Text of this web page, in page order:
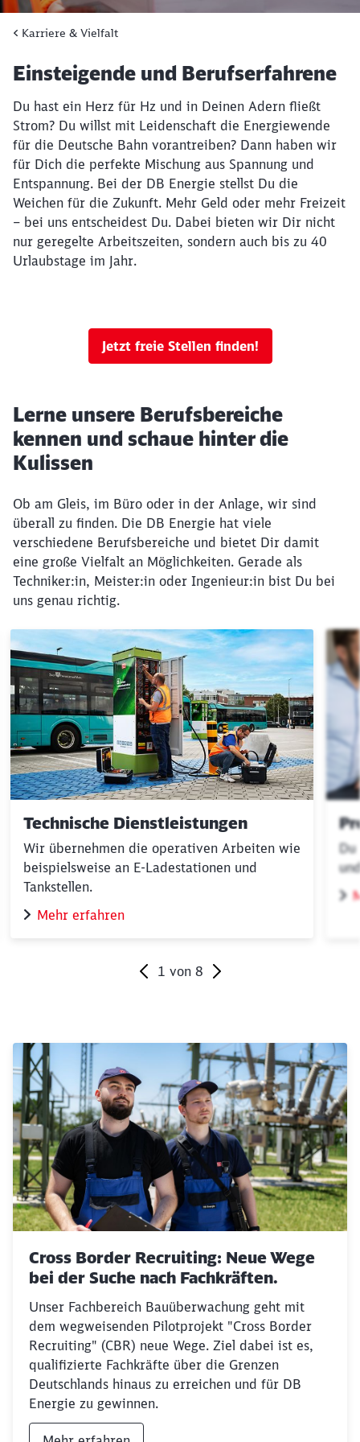
Karriere & Vielfalt
Einsteigende und Berufserfahrene
Du hast ein Herz für Hz und in Deinen Adern fließt
Strom? Du willst mit Leidenschaft die Energiewende
für die Deutsche Bahn vorantreiben? Dann haben wir
für Dich die perfekte Mischung aus Spannung und
Entspannung. Bei der DB Energie stellst Du die
Weichen für die Zukunft. Mehr Geld oder mehr Freizeit
– bei uns entscheidest Du. Dabei bieten wir Dir nicht
nur geregelte Arbeitszeiten, sondern auch bis zu 40
Urlaubstage im Jahr.
Jetzt freie Stellen finden!
Lerne unsere Berufsbereiche
kennen und schaue hinter die
Kulissen
Ob am Gleis, im Büro oder in der Anlage, wir sind
überall zu finden. Die DB Energie hat viele
verschiedene Berufsbereiche und bietet Dir damit
eine große Vielfalt an Möglichkeiten. Gerade als
Techniker:in, Meister:in oder Ingenieur:in bist Du bei
uns genau richtig.
Klicken, um den folgenden Slider zu überspringen
Technische Dienstleistungen
Wir übernehmen die operativen Arbeiten wie
beispielsweise an E-Ladestationen und
Tankstellen.
Mehr erfahren
Du
1 von 8
Cross Border Recruiting: Neue Wege
bei der Suche nach Fachkräften.
Unser Fachbereich Bauüberwachung geht mit
dem wegweisenden Pilotprojekt "Cross Border
Recruiting" (CBR) neue Wege. Ziel dabei ist es,
qualifizierte Fachkräfte über die Grenzen
Deutschlands hinaus zu erreichen und für DB
Energie zu gewinnen.